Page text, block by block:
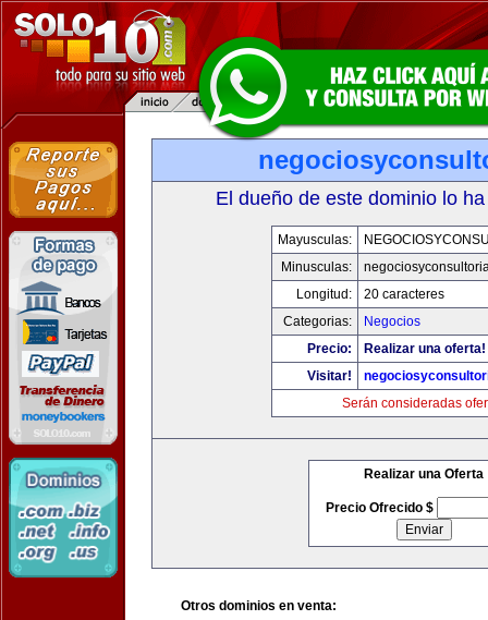
El dueño de este dominio lo
Mayusculas:
Minusculas:
Longitud:
20 caracteres
Categorias:
Negocios
Precio:
Realizar una oferta!
Visitar!
Serán consideradas
Realizar una Oferta
Precio Ofrecido $
Otros dominios en venta: